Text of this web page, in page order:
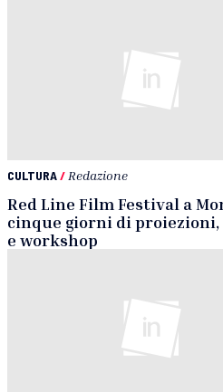
CULTURA/ Redazione
Red Line Film Festival a
cinque giorni di
e workshop